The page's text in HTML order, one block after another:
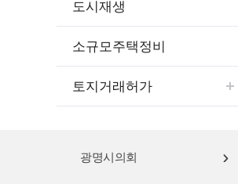
도시재생
소규모주택정비
토지거래허가
광명시의회